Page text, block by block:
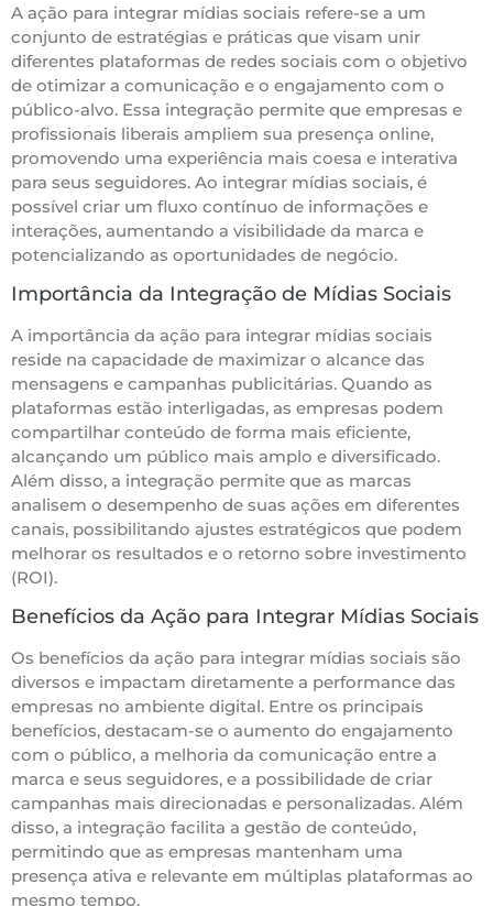
A ação para integrar mídias sociais refere-se a um
conjunto de estratégias e práticas que visam unir
diferentes plataformas de redes sociais com o objetivo
de otimizar a comunicação e o engajamento com o
público-alvo. Essa integração permite que empresas e
profissionais liberais ampliem sua presença online,
promovendo uma experiência mais coesa e interativa
para seus seguidores. Ao integrar mídias sociais, é
possível criar um fluxo contínuo de informações e
interações, aumentando a visibilidade da marca e
potencializando as oportunidades de negócio.
Importância da Integração de Mídias Sociais
A importância da ação para integrar mídias sociais
reside na capacidade de maximizar o alcance das
mensagens e campanhas publicitárias. Quando as
plataformas estão interligadas, as empresas podem
compartilhar conteúdo de forma mais eficiente,
alcançando um público mais amplo e diversificado.
Além disso, a integração permite que as marcas
analisem o desempenho de suas ações em diferentes
canais, possibilitando ajustes estratégicos que podem
melhorar os resultados e o retorno sobre investimento
(ROI).
Benefícios da Ação para Integrar Mídias Sociais
Os benefícios da ação para integrar mídias sociais são
diversos e impactam diretamente a performance das
empresas no ambiente digital. Entre os principais
benefícios, destacam-se o aumento do engajamento
com o público, a melhoria da comunicação entre a
marca e seus seguidores, e a possibilidade de criar
campanhas mais direcionadas e personalizadas. Além
disso, a integração facilita a gestão de conteúdo,
permitindo que as empresas mantenham uma
presença ativa e relevante em múltiplas plataformas ao
mesmo tempo.